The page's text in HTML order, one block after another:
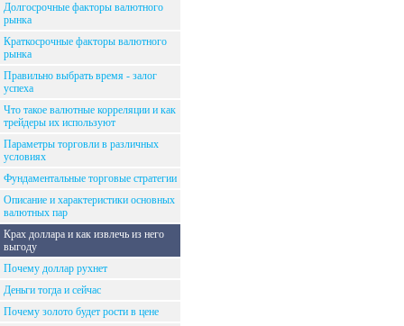
Долгосрочные факторы валютного
рынка
Краткосрочные факторы валютного
рынка
Правильно выбрать время - залог
успеха
Что такое валютные корреляции и как
трейдеры их используют
Параметры торговли в различных
условиях
Фундаментальные торговые стратегии
Описание и характеристики основных
валютных пар
Крах доллара и как извлечь из него
выгоду
Почему доллар рухнет
Деньги тогда и сейчас
Почему золото будет рости в цене